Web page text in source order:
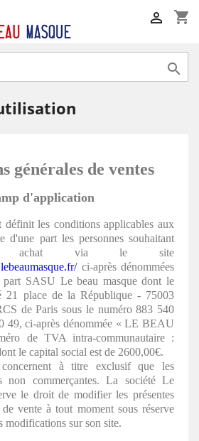
shopping_cart


générales de ventes
d'application
définit les conditions applicables aux
d'une part les personnes souhaitant
achat via le site
ci-après dénommées
SASU Le beau masque dont le
21 place de la République - 75003
de Paris sous le numéro 883 540
49, ci-après dénommée « LE BEAU
de TVA intra-communautaire :
le capital social est de 2600,00€.
à titre exclusif que les
non commerçantes. La société Le
le droit de modifier les présentes
vente à tout moment sous réserve
modifications sur son site.